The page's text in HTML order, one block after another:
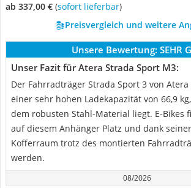
ab 337,00 € ( Sofort lieferbar)
Preisvergleich und weitere
Unsere Bewertung: SEHR
Unser Fazit für Atera Strada Sport M3:
Der Fahrradträger Strada Sport 3 von
einer sehr hohen Ladekapazität von 66,9
dem robusten Stahl-Material liegt. E-Bikes
auf diesem Anhänger Platz und dank
Kofferraum trotz des montierten
werden.
08/2026